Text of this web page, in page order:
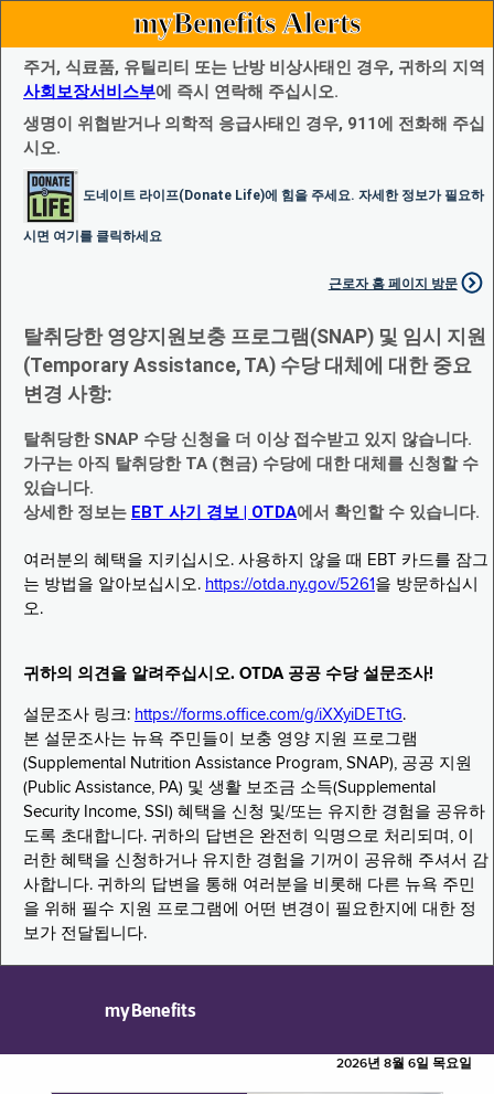
myBenefits Alerts
주거, 식료품, 유틸리티 또는 난방 비상사태인 경우, 귀하의 지역
사회보장서비스부에 즉시 연락해 주십시오.
생명이 위협받거나 의학적 응급사태인 경우, 911에 전화해 주십
시오.
도네이트 라이프(Donate Life)에 힘을 주세요. 자세한 정보가 필요하
시면 여기를 클릭하세요
근로자 홈 페이지 방문
탈취당한 영양지원보충 프로그램(SNAP) 및 임시 지원
(Temporary Assistance, TA) 수당 대체에 대한 중요
변경 사항:
탈취당한 SNAP 수당 신청을 더 이상 접수받고 있지 않습니다.
가구는 아직 탈취당한 TA (현금) 수당에 대한 대체를 신청할 수
있습니다.
상세한 정보는 EBT 사기 경보 | OTDA에서 확인할 수 있습니다.
여러분의 혜택을 지키십시오. 사용하지 않을 때 EBT 카드를 잠그
는 방법을 알아보십시오. https://otda.ny.gov/5261 을 방문하십시
오.
귀하의 의견을 알려주십시오. OTDA 공공 수당 설문조사!
설문조사 링크: https://forms.office.com/g/iXXyiDETtG.
본 설문조사는 뉴욕 주민들이 보충 영양 지원 프로그램
(Supplemental Nutrition Assistance Program, SNAP), 공공 지원
(Public Assistance, PA) 및 생활 보조금 소득(Supplemental
Security Income, SSI) 혜택을 신청 및/또는 유지한 경험을 공유하
도록 초대합니다. 귀하의 답변은 완전히 익명으로 처리되며, 이
러한 혜택을 신청하거나 유지한 경험을 기꺼이 공유해 주셔서 감
사합니다. 귀하의 답변을 통해 여러분을 비롯해 다른 뉴욕 주민
을 위해 필수 지원 프로그램에 어떤 변경이 필요한지에 대한 정
보가 전달됩니다.
myBenefits
2026년 8월 6일 목요일